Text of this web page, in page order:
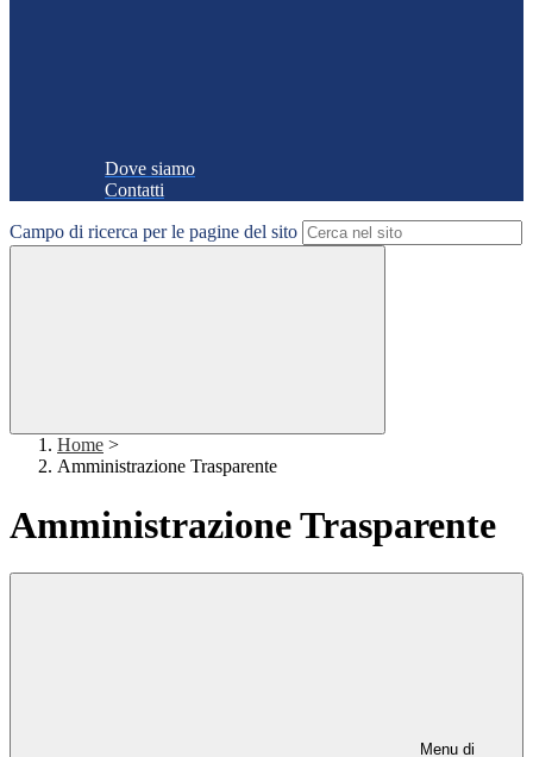
Dove siamo
Contatti
Campo di ricerca per le pagine del sito
Home >
Amministrazione Trasparente
Amministrazione Trasparente
Menu di